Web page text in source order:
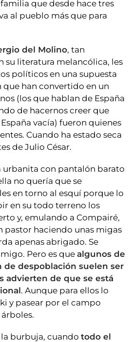
que desde hace tres
al pueblo más que para
del Molino, tan
su literatura melancólica, les
políticos en una supuesta
han convertido en un
(los que hablan de España
de hacernos creer que
vacía) fueron quienes
Cuando ha estado seca
de Julio César.
urbanita con pantalón barato
no quería que se
en torno al esquí porque lo
en su todo terreno los
y, emulando a Compairé,
pastor haciendo unas migas
apenas abrigado. Se
Pero es que algunos de
de despoblación suelen ser
advierten de que se está
. Aunque para ellos lo
y pasear por el campo
burbuja, cuando todo el